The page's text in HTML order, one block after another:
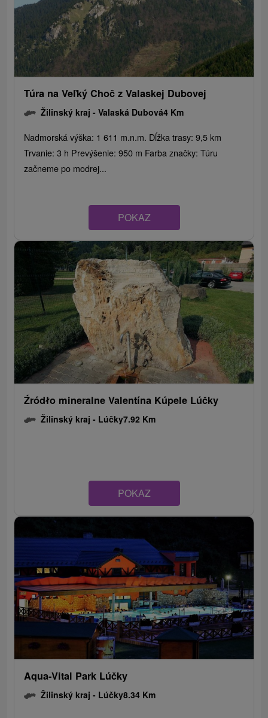
Túra na Veľký Choč z Valaskej Dubovej
Žilinský kraj -Valaská Dubová4 Km
Nadmorská výška: 1 611 m.n.m. Dĺžka trasy: 9,5 km
Trvanie: 3 h Prevýšenie: 950 m Farba značky: Túru
začneme po modrej...
POKAZ
Źródło mineralne Valentína Kúpele Lúčky
Žilinský kraj - Lúčky7.92 Km
POKAZ
Aqua-Vital Park Lúčky
Žilinský kraj - Lúčky8.34 Km